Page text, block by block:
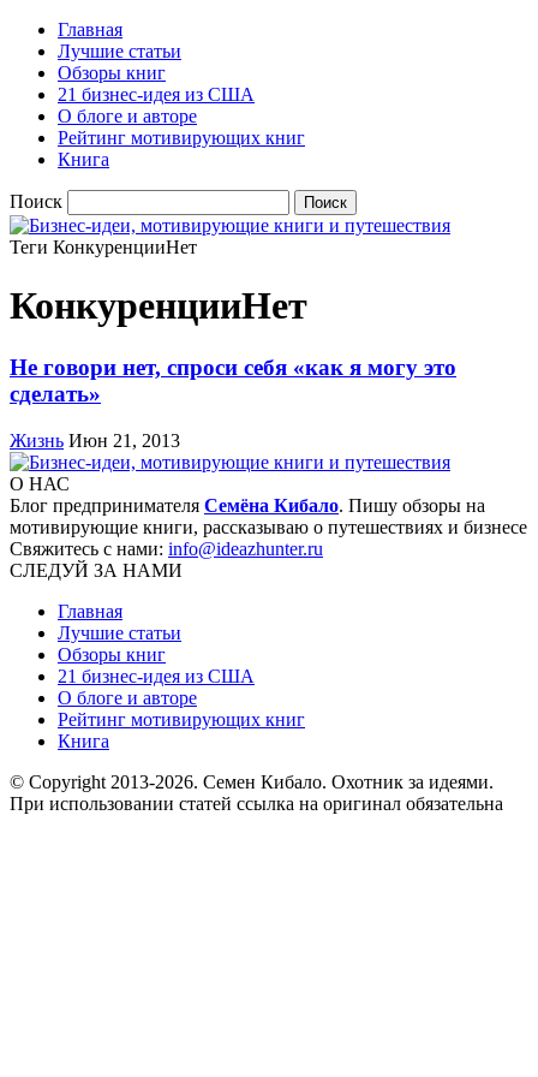
Главная
Лучшие статьи
Обзоры книг
21 бизнес-идея из США
О блоге и авторе
Рейтинг мотивирующих книг
Книга
Поиск
Теги КонкуренцииНет
КонкуренцииНет
Не говори нет, спроси себя «как я могу это
сделать»
Жизнь Июн 21, 2013
О НАС
Блог предпринимателя Семёна Кибало. Пишу обзоры на
мотивирующие книги, рассказываю о путешествиях и бизнесе
Свяжитесь с нами: info@ideazhunter.ru
СЛЕДУЙ ЗА НАМИ
Главная
Лучшие статьи
Обзоры книг
21 бизнес-идея из США
О блоге и авторе
Рейтинг мотивирующих книг
Книга
© Copyright 2013-2026. Семен Кибало. Охотник за идеями.
При использовании статей ссылка на оригинал обязательна